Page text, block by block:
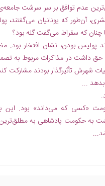
عدم توافق بر سر سرشت
آن‌طور که یونانیان می‌گفتند،
چنان که سقراط می‌گفت گله بود؟
پولیس بودن، نشان افتخار بود.
حق داشت در مذاکرات مربوط به
شهرش تأثیرگذار بودند مشارکت
بدهد ...
«کسی که می‌داند» بود. این
به حکومت پادشاهی به